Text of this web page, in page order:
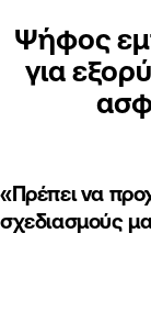
Ψήφος
για
«Πρέπει να
σχεδιασμούς